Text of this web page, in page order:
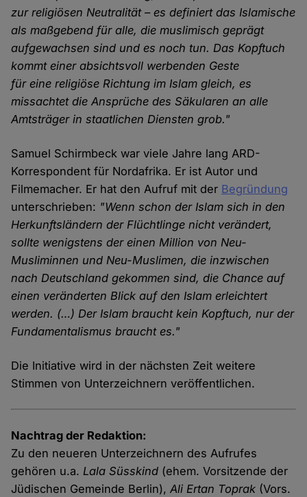
zur religiösen Neutralität – es definiert das Islamische
als maßgebend für alle, die muslimisch geprägt
aufgewachsen sind und es noch tun. Das Kopftuch
kommt einer absichtsvoll werbenden Geste
für eine religiöse Richtung im Islam gleich, es
missachtet die Ansprüche des Säkularen an alle
Amtsträger in staatlichen Diensten grob."
Samuel Schirmbeck war viele Jahre lang ARD-
Korrespondent für Nordafrika. Er ist Autor und
Filmemacher. Er hat den Aufruf mit der Begründung
unterschrieben: "Wenn schon der Islam sich in den
Herkunftsländern der Flüchtlinge nicht verändert,
sollte wenigstens der einen Million von Neu-
Musliminnen und Neu-Muslimen, die inzwischen
nach Deutschland gekommen sind, die Chance auf
einen veränderten Blick auf den Islam erleichtert
werden. (…) Der Islam braucht kein Kopftuch, nur der
Fundamentalismus braucht es."
Die Initiative wird in der nächsten Zeit weitere
Stimmen von Unterzeichnern veröffentlichen.
Nachtrag der Redaktion:
Zu den neueren Unterzeichnern des Aufrufes
gehören u.a.Lala Süsskind (ehem. Vorsitzende der
Jüdischen Gemeinde Berlin),Ali Ertan Toprak (Vors.